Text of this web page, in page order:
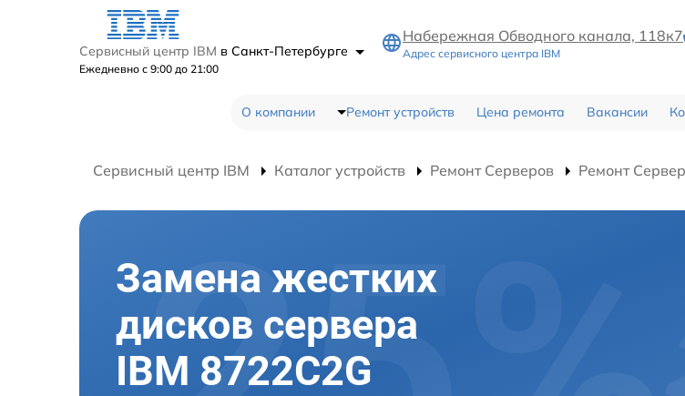
Сервисный центр IBM в Санкт-Петербурге
Ежедневно с 9:00 до 21:00
Набережная Обводного канала, 118к7
Адрес сервисного центра IBM
О компании Ремонт устройств Цена ремонта Вакансии
Сервисный центр IBM Каталог устройств Ремонт Серверов Ремонт
Замена жестких
дисков сервера
IBM 8722C2G